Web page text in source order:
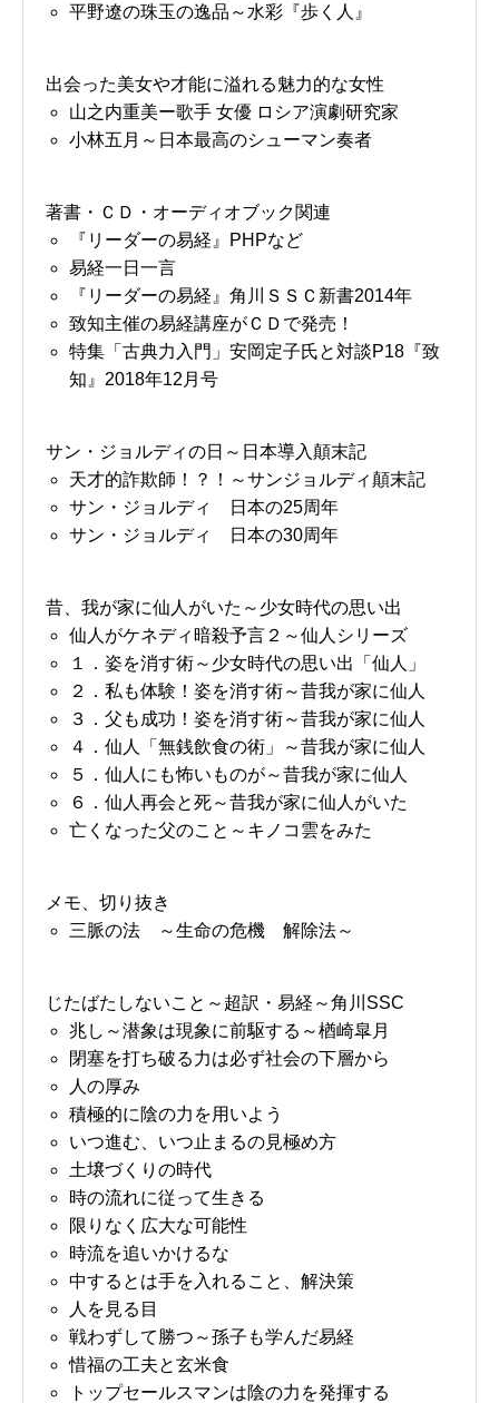
平野遼の珠玉の逸品～水彩『歩く人』
出会った美女や才能に溢れる魅力的な女性
山之内重美ー歌手 女優 ロシア演劇研究家
小林五月～日本最高のシューマン奏者
著書・ＣＤ・オーディオブック関連
『リーダーの易経』PHPなど
易経一日一言
『リーダーの易経』角川ＳＳＣ新書2014年
致知主催の易経講座がＣＤで発売！
特集「古典力入門」安岡定子氏と対談P18『致
知』2018年12月号
サン・ジョルディの日～日本導入顛末記
天才的詐欺師！？！～サンジョルディ顛末記
サン・ジョルディ 日本の25周年
サン・ジョルディ 日本の30周年
昔、我が家に仙人がいた～少女時代の思い出
仙人がケネディ暗殺予言２～仙人シリーズ
１．姿を消す術～少女時代の思い出「仙人」
２．私も体験！姿を消す術～昔我が家に仙人
３．父も成功！姿を消す術～昔我が家に仙人
４．仙人「無銭飲食の術」～昔我が家に仙人
５．仙人にも怖いものが～昔我が家に仙人
６．仙人再会と死～昔我が家に仙人がいた
亡くなった父のこと～キノコ雲をみた
メモ、切り抜き
三脈の法 ～生命の危機 解除法～
じたばたしないこと～超訳・易経～角川SSC
兆し～潜象は現象に前駆する～楢崎皐月
閉塞を打ち破る力は必ず社会の下層から
人の厚み
積極的に陰の力を用いよう
いつ進む、いつ止まるの見極め方
土壌づくりの時代
時の流れに従って生きる
限りなく広大な可能性
時流を追いかけるな
中するとは手を入れること、解決策
人を見る目
戦わずして勝つ～孫子も学んだ易経
惜福の工夫と玄米食
トップセールスマンは陰の力を発揮する